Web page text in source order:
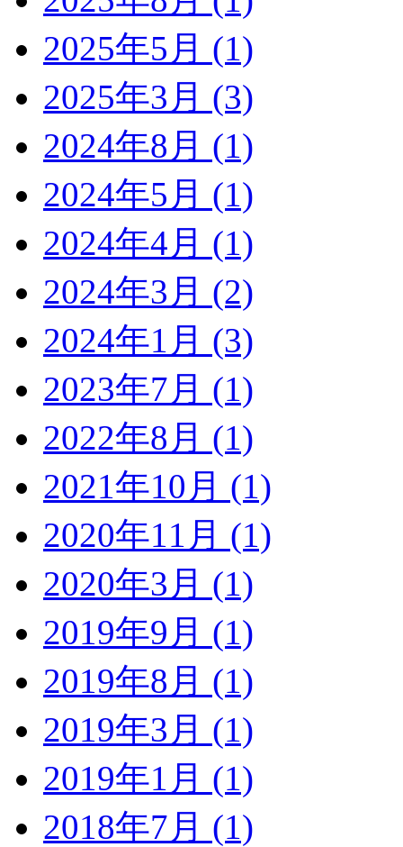
2025年5月 (1)
2025年3月 (3)
2024年8月 (1)
2024年5月 (1)
2024年4月 (1)
2024年3月 (2)
2024年1月 (3)
2023年7月 (1)
2022年8月 (1)
2021年10月 (1)
2020年11月 (1)
2020年3月 (1)
2019年9月 (1)
2019年8月 (1)
2019年3月 (1)
2019年1月 (1)
2018年7月 (1)